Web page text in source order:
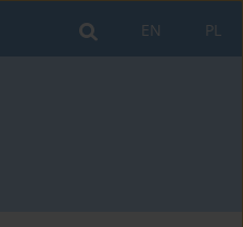
PL
EN